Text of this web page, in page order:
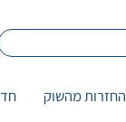
החזרות מהשוק